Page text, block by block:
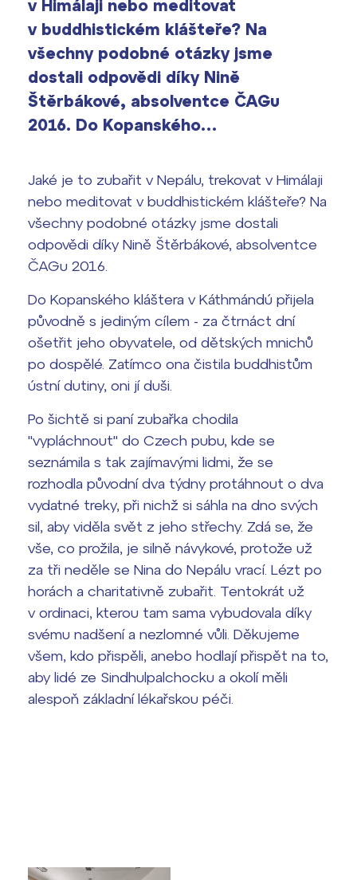
Výsledky 1. kola přijímacího řízení
2026/2027
Maturitní zkoušky
Europass
Zahraniční stipendia
ČAG studentský
Maturitní témata
Pomoc! Mám problém!
Harmonogram školního roku
Termíny maturit
Bakaláři
Office 365
v Himálaji nebo meditovat
v buddhistickém klášteře? Na
všechny podobné otázky jsme
dostali odpovědi díky Nině
Štěrbákové, absolventce ČAGu
2016. Do Kopanského…
Jaké je to zubařit v Nepálu, trekovat v Himálaji
nebo meditovat v buddhistickém klášteře? Na
všechny podobné otázky jsme dostali
odpovědi díky Nině Štěrbákové, absolventce
ČAGu 2016.
Do Kopanského kláštera v Káthmándú přijela
původně s jediným cílem - za čtrnáct dní
ošetřit jeho obyvatele, od dětských mnichů
po dospělé. Zatímco ona čistila buddhistům
ústní dutiny, oni jí duši.
Po šichtě si paní zubařka chodila
"vypláchnout" do Czech pubu, kde se
seznámila s tak zajímavými lidmi, že se
rozhodla původní dva týdny protáhnout o dva
vydatné treky, při nichž si sáhla na dno svých
sil, aby viděla svět z jeho střechy. Zdá se, že
vše, co prožila, je silně návykové, protože už
za tři neděle se Nina do Nepálu vrací. Lézt po
horách a charitativně zubařit. Tentokrát už
v ordinaci, kterou tam sama vybudovala díky
svému nadšení a nezlomné vůli. Děkujeme
všem, kdo přispěli, anebo hodlají přispět na to,
aby lidé ze Sindhulpalchocku a okolí měli
alespoň základní lékařskou péči.